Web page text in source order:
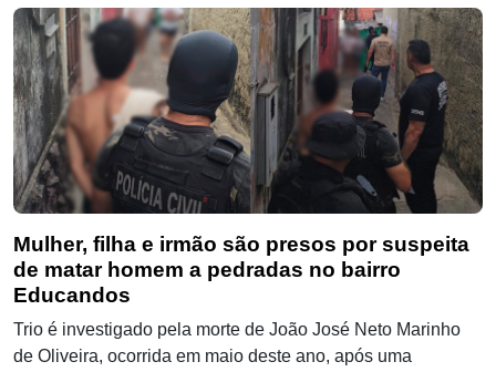
Mulher, filha e irmão são presos por suspeita
de matar homem a pedradas no bairro
Educandos
Trio é investigado pela morte de João José Neto Marinho
de Oliveira, ocorrida em maio deste ano, após uma